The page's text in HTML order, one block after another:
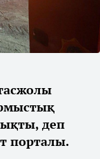
деп
порталы.